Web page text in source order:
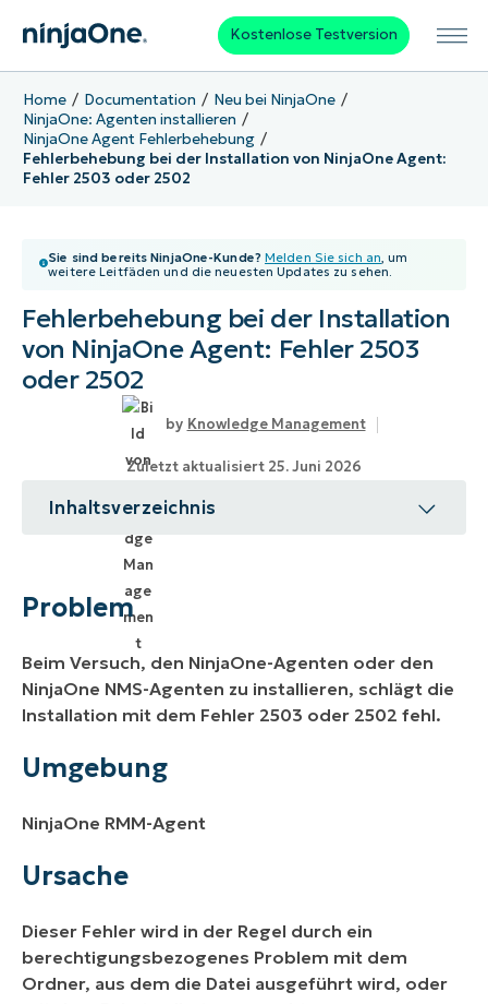
Kostenlose Testversion
Home Documentation
Neu bei NinjaOne
NinjaOne: Agenten installieren
NinjaOne Agent Fehlerbehebung
Fehlerbehebung bei der Installation von NinjaOne Agent:
Fehler 2503 oder 2502
Sie sind bereits NinjaOne-Kunde? Melden Sie sich an, um
weitere Leitfäden und die neuesten Updates zu sehen.
Fehlerbehebung bei der Installation
von NinjaOne Agent: Fehler 2503
oder 2502
Knowledge Management
Zuletzt aktualisiert 25. Juni 2026
Inhaltsverzeichnis
Problem
Umgebung
Ursache
Lösung
Weitere Ressourcen
Problem
Beim Versuch, den NinjaOne-Agenten oder den
NinjaOne NMS-Agenten zu installieren, schlägt die
Installation mit dem Fehler 2503 oder 2502 fehl.
Umgebung
NinjaOne RMM-Agent
Ursache
Dieser Fehler wird in der Regel durch ein
berechtigungsbezogenes Problem mit dem
Ordner, aus dem die Datei ausgeführt wird, oder